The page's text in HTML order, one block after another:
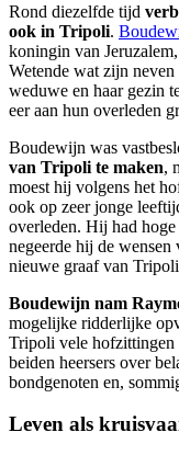
Rond diezelfde tijd
ook in Tripoli.
koningin van
Wetende wat zijn
weduwe en haar gezin
eer aan hun overleden
Boudewijn was
van Tripoli te maken,
moest hij volgens het
ook op zeer jonge
overleden. Hij had
negeerde hij de wensen
nieuwe graaf van
Boudewijn nam
mogelijke ridderlijke
Tripoli vele
beiden heersers over
bondgenoten en,
Leven als